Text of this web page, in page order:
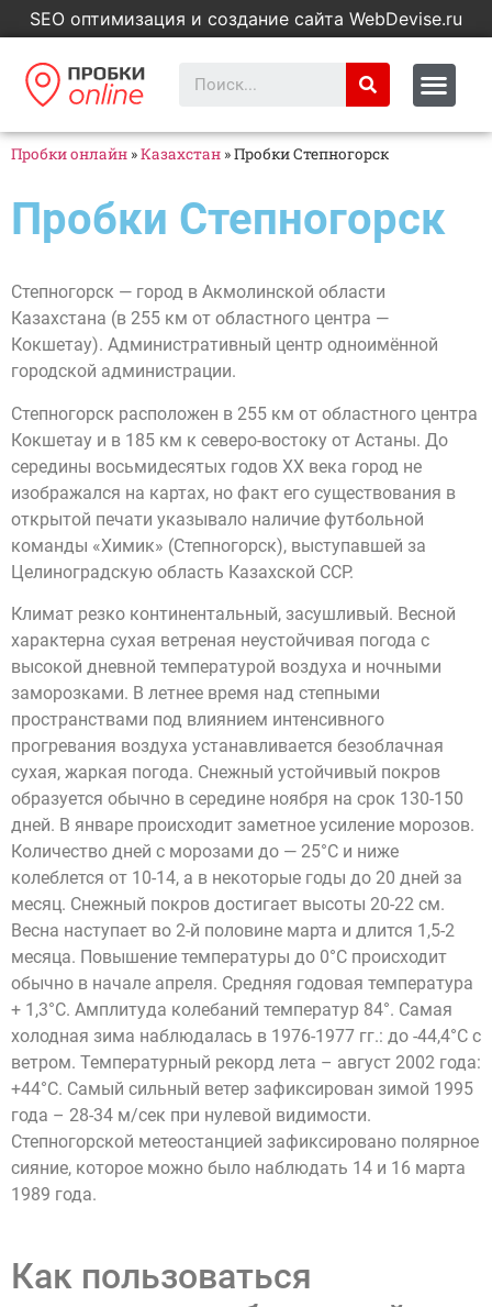
SEO оптимизация и создание сайта WebDevise.ru
Пробки онлайн »Казахстан »Пробки Степногорск
Пробки Степногорск
Степногорск — город в Акмолинской области
Казахстана (в 255 км от областного центра —
Кокшетау). Административный центр одноимённой
городской администрации.
Степногорск расположен в 255 км от областного центра
Кокшетау и в 185 км к северо-востоку от Астаны. До
середины восьмидесятых годов XX века город не
изображался на картах, но факт его существования в
открытой печати указывало наличие футбольной
команды «Химик» (Степногорск), выступавшей за
Целиноградскую область Казахской ССР.
Климат резко континентальный, засушливый. Весной
характерна сухая ветреная неустойчивая погода с
высокой дневной температурой воздуха и ночными
заморозками. В летнее время над степными
пространствами под влиянием интенсивного
прогревания воздуха устанавливается безоблачная
сухая, жаркая погода. Снежный устойчивый покров
образуется обычно в середине ноября на срок 130-150
дней. В январе происходит заметное усиление морозов.
Количество дней с морозами до — 25°С и ниже
колеблется от 10-14, а в некоторые годы до 20 дней за
месяц. Снежный покров достигает высоты 20-22 см.
Весна наступает во 2-й половине марта и длится 1,5-2
месяца. Повышение температуры до 0°С происходит
обычно в начале апреля. Средняя годовая температура
+ 1,3°С. Амплитуда колебаний температур 84°. Самая
холодная зима наблюдалась в 1976-1977 гг.: до -44,4°С с
ветром. Температурный рекорд лета – август 2002 года:
+44°С. Самый сильный ветер зафиксирован зимой 1995
года – 28-34 м/сек при нулевой видимости.
Степногорской метеостанцией зафиксировано полярное
сияние, которое можно было наблюдать 14 и 16 марта
1989 года.
Как пользоваться